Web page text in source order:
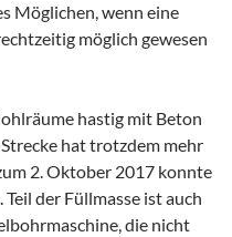
Möglichen, wenn eine
möglich gewesen
hastig mit Beton
hat trotzdem mehr
2. Oktober 2017 konnte
der Füllmasse ist auch
die nicht